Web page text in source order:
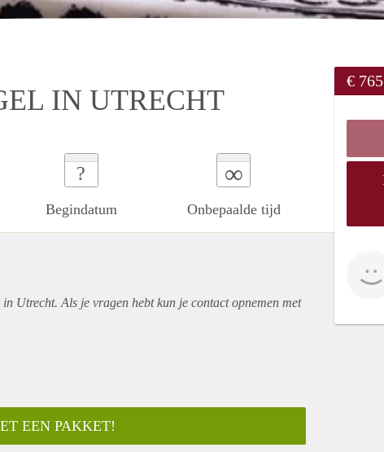
IN UTRECHT
?
Begindatum
∞
Onbepaalde tijd
€ 765
Utrecht. Als je vragen hebt kun je contact opnemen met
EEN PAKKET!